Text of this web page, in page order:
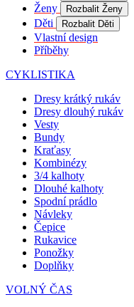
Ženy Rozbalit Ženy
Děti Rozbalit Děti
Vlastní design
Příběhy
CYKLISTIKA
Dresy krátký rukáv
Dresy dlouhý rukáv
Vesty
Bundy
Kraťasy
Kombinézy
3/4 kalhoty
Dlouhé kalhoty
Spodní prádlo
Návleky
Čepice
Rukavice
Ponožky
Doplňky
VOLNÝ ČAS